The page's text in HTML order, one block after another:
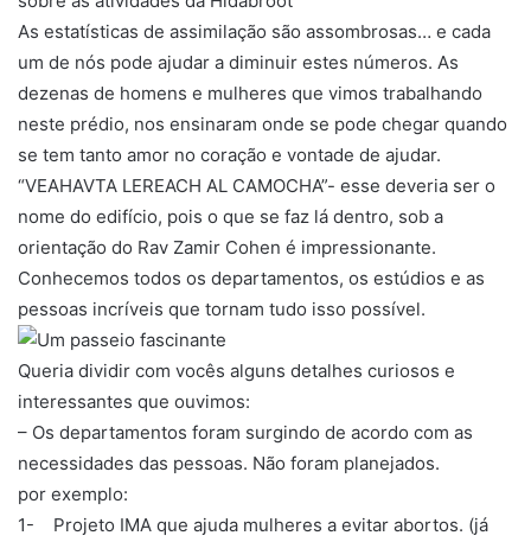
As estatísticas de assimilação são assombrosas… e cada
um de nós pode ajudar a diminuir estes números. As
dezenas de homens e mulheres que vimos trabalhando
neste prédio, nos ensinaram onde se pode chegar quando
se tem tanto amor no coração e vontade de ajudar.
“VEAHAVTA LEREACH AL CAMOCHA”- esse deveria ser o
nome do edifício, pois o que se faz lá dentro, sob a
orientação do Rav Zamir Cohen é impressionante.
Conhecemos todos os departamentos, os estúdios e as
pessoas incríveis que tornam tudo isso possível.
Queria dividir com vocês alguns detalhes curiosos e
interessantes que ouvimos:
– Os departamentos foram surgindo de acordo com as
necessidades das pessoas. Não foram planejados.
por exemplo:
1- Projeto IMA que ajuda mulheres a evitar abortos. (já